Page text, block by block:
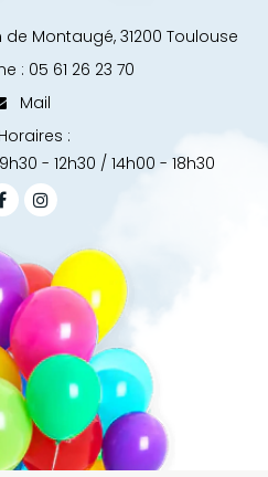
de Montaugé, 31200 Toulouse
: 05 61 26 23 70
Mail
Horaires :
- 12h30 / 14h00 - 18h30